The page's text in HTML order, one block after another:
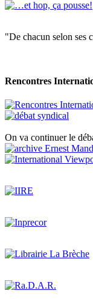
"De chacun selon ses
Rencontres
On va continuer le